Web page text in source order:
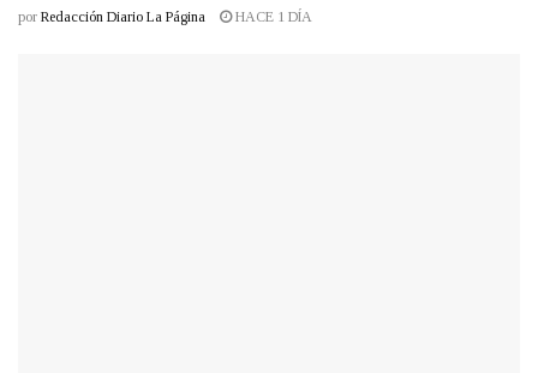
por Redacción Diario La Página HACE 1 DÍA